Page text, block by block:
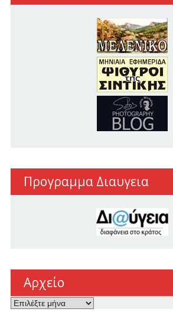
Προγραμμα Διαυγεια
Αρχείο
Αρχείο